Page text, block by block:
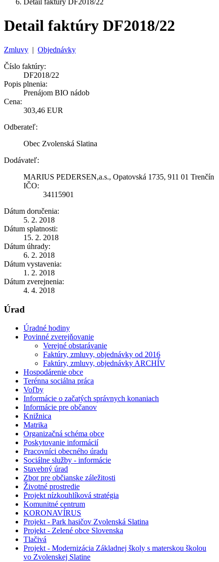
Detail faktúry DF2018/22
Detail faktúry DF2018/22
Zmluvy | Objednávky
Číslo faktúry:
DF2018/22
Popis plnenia:
Prenájom BIO nádob
Cena:
303,46 EUR
Odberateľ:
Obec Zvolenská Slatina
Dodávateľ:
MARIUS PEDERSEN,a.s., Opatovská 1735, 911 01 Trenčín
IČO:
34115901
Dátum doručenia:
5. 2. 2018
Dátum splatnosti:
15. 2. 2018
Dátum úhrady:
6. 2. 2018
Dátum vystavenia:
1. 2. 2018
Dátum zverejnenia:
4. 4. 2018
Úrad
Úradné hodiny
Povinné zverejňovanie
Verejné obstarávanie
Faktúry, zmluvy, objednávky od 2016
Faktúry, zmluvy, objednávky ARCHÍV
Hospodárenie obce
Terénna sociálna práca
Voľby
Informácie o začatých správnych konaniach
Informácie pre občanov
Knižnica
Matrika
Organizačná schéma obce
Poskytovanie informácií
Pracovníci obecného úradu
Sociálne služby - informácie
Stavebný úrad
Zbor pre občianske záležitosti
Životné prostredie
Projekt nízkouhlíková stratégia
Komunitné centrum
KORONAVÍRUS
Projekt - Park hasičov Zvolenská Slatina
Projekt - Zelené obce Slovenska
Tlačivá
Projekt - Modernizácia Základnej školy s materskou školou
vo Zvolenskej Slatine